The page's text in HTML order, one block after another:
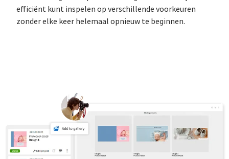
efficiënt kunt inspelen op verschillende voorkeuren
zonder elke keer helemaal opnieuw te beginnen.